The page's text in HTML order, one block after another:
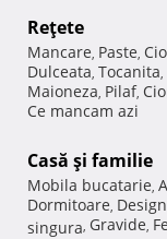
Reţete
Mancare, Paste,
Dulceata, Tocanita,
Maioneza, Pilaf,
Ce mancam azi
Casă şi familie
Mobila bucatarie,
Dormitoare,
singura, Gravide,